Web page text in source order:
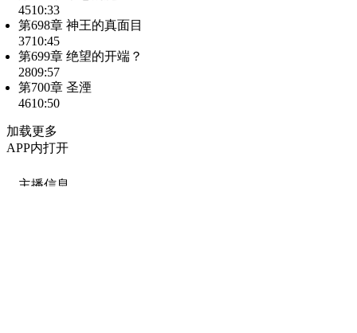
4510:33
第698章 神王的真面目
3710:45
第699章 绝望的开端？
2809:57
第700章 圣湮
4610:50
加载更多
APP内打开
主播信息